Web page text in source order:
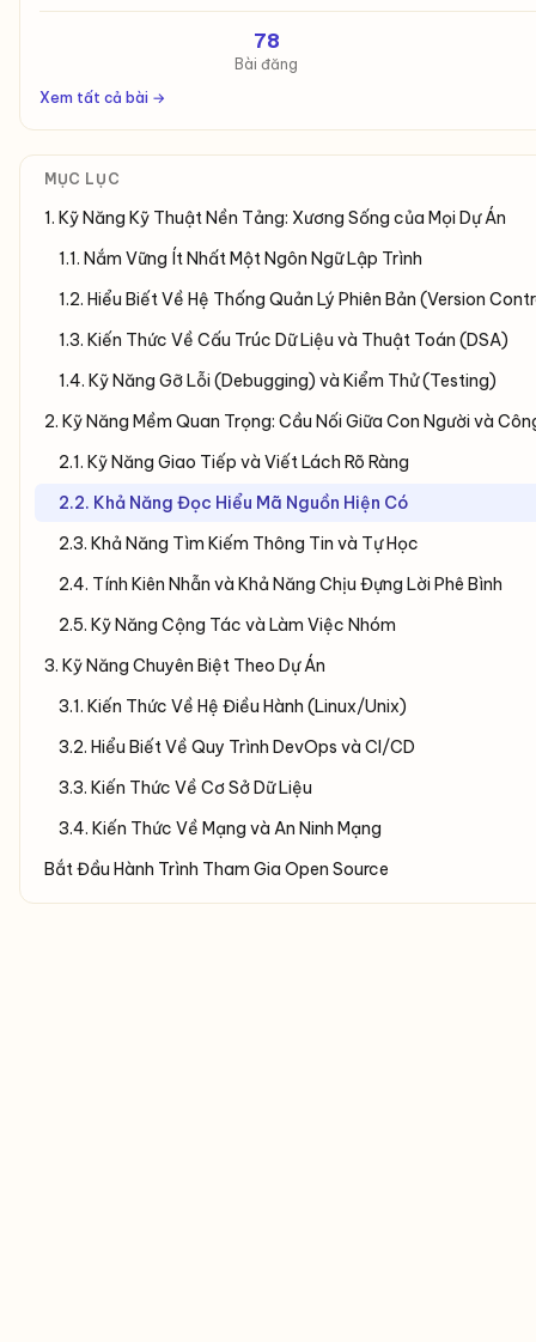
78
Bài đăng
Xem tất cả bài →
MỤC LỤC
1. Kỹ Năng Kỹ Thuật Nền Tảng: Xương Sống của Mọi Dự Án
1.1. Nắm Vững Ít Nhất Một Ngôn Ngữ Lập Trình
1.2. Hiểu Biết Về Hệ Thống Quản Lý Phiên Bản (Version
1.3. Kiến Thức Về Cấu Trúc Dữ Liệu và Thuật Toán (DSA)
1.4. Kỹ Năng Gỡ Lỗi (Debugging) và Kiểm Thử (Testing)
2. Kỹ Năng Mềm Quan Trọng: Cầu Nối Giữa Con Người và
2.1. Kỹ Năng Giao Tiếp và Viết Lách Rõ Ràng
2.2. Khả Năng Đọc Hiểu Mã Nguồn Hiện Có
2.3. Khả Năng Tìm Kiếm Thông Tin và Tự Học
2.4. Tính Kiên Nhẫn và Khả Năng Chịu Đựng Lời Phê Bình
2.5. Kỹ Năng Cộng Tác và Làm Việc Nhóm
3. Kỹ Năng Chuyên Biệt Theo Dự Án
3.1. Kiến Thức Về Hệ Điều Hành (Linux/Unix)
3.2. Hiểu Biết Về Quy Trình DevOps và CI/CD
3.3. Kiến Thức Về Cơ Sở Dữ Liệu
3.4. Kiến Thức Về Mạng và An Ninh Mạng
Bắt Đầu Hành Trình Tham Gia Open Source